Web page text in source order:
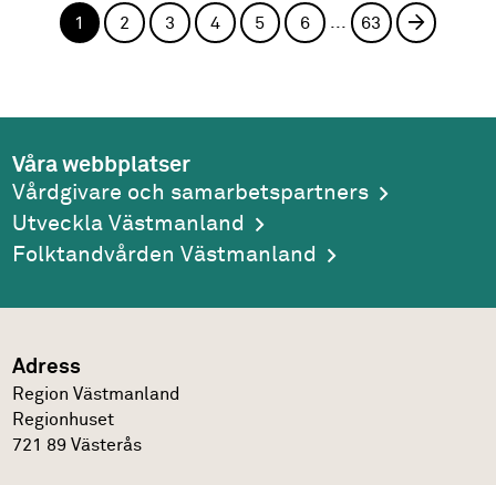
1 2 3 4 5 6 ... 63 Nästa
Våra webbplatser
Vårdgivare och samarbetspartners
Utveckla Västmanland
Folktandvården Västmanland
Adress
Region Västmanland
Regionhuset
721 89 Västerås